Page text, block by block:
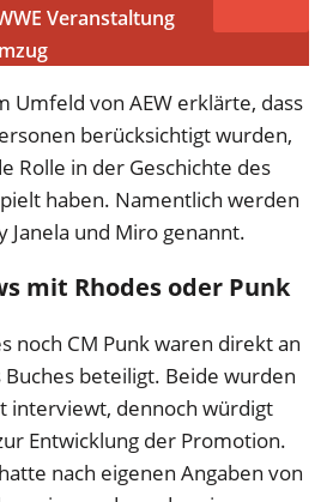
Veranstaltung
Umfeld von AEW erklärte, dass
berücksichtigt wurden,
Rolle in der Geschichte des
haben. Namentlich werden
Janela und Miro genannt.
mit Rhodes oder Punk
noch CM Punk waren direkt an
beteiligt. Beide wurden
interviewt, dennoch würdigt
Entwicklung der Promotion.
nach eigenen Angaben von